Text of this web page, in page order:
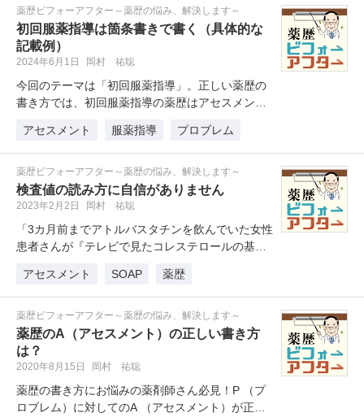
薬歴ビフォーアフター～薬歴の悩み、解決します～
初回服薬指導は箇条書きで書く（具体的な
記載例）
2024年6月1日 岡村 祐聡
今回のテーマは「初回服薬指導」。正しい薬歴の
書き方では、初回服薬指導の薬歴はアセスメント
アセスメント
服薬指導 プロブレム
薬歴ビフォーアフター～薬歴の悩み、解決します～
検査値の読み方に自信がありません
2023年2月2日 岡村 祐聡
「3カ月前までアトルバスタチンを飲んでいた女性
患者さんが『テレビで見たコレステロールの基準
アセスメント
SOAP 薬歴
薬歴ビフォーアフター～薬歴の悩み、解決します～
薬歴のA（アセスメント）の正しい書き方
は？
2020年8月15日 岡村 祐聡
薬歴の書き方にお悩みの薬剤師さん必見！P （プ
ロブレム）に対してのA （アセスメント）が正し